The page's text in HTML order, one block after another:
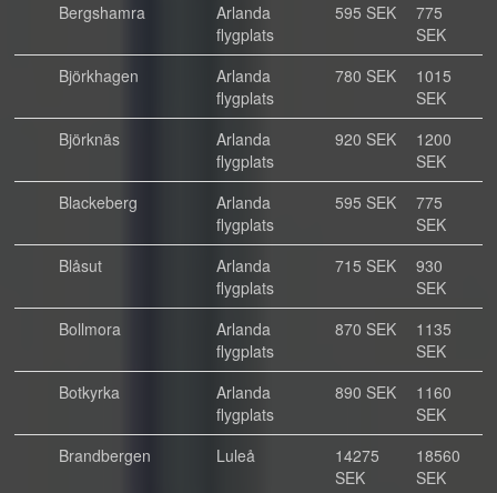
Bergshamra
Arlanda
flygplats
595 SEK
775
SEK
Björkhagen
Arlanda
flygplats
780 SEK
1015
SEK
Björknäs
Arlanda
flygplats
920 SEK
1200
SEK
Blackeberg
Arlanda
flygplats
595 SEK
775
SEK
Blåsut
Arlanda
flygplats
715 SEK
930
SEK
Bollmora
Arlanda
flygplats
870 SEK
1135
SEK
Botkyrka
Arlanda
flygplats
890 SEK
1160
SEK
Brandbergen
Luleå
14275
SEK
18560
SEK